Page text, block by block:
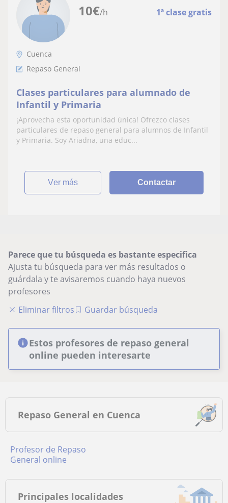
10€/h 1ª clase gratis
Cuenca
Repaso General
Clases particulares para alumnado de
Infantil y Primaria
¡Aprovecha esta oportunidad única! Ofrezco clases
particulares de repaso general para alumnos de Infantil
y Primaria. Soy Ariadna, una educ...
ver más Contactar
Parece que tu búsqueda es bastante especifica
Ajusta tu búsqueda para ver más resultados o
guárdala y te avisaremos cuando haya nuevos
profesores
Eliminar filtros
Guardar búsqueda
Estos profesores de repaso general
online pueden interesarte
Repaso General en Cuenca
Profesor de Repaso
General online
Principales localidades